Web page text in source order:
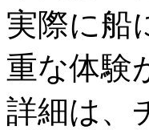
実際に船
重な体験
詳細は、